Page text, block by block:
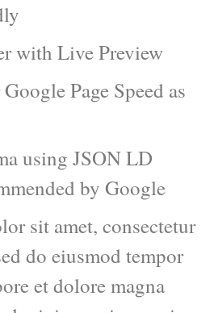
with Live Preview
Page Speed as
using JSON LD
by Google
sit amet, consectetur
do eiusmod tempor
et dolore magna